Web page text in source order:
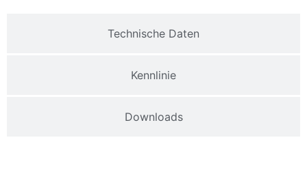
Technische Daten
Kennlinie
Downloads